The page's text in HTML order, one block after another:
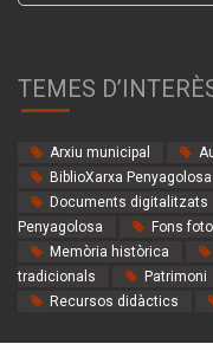
TEMES
Arxiu municipal
BiblioXarxa Penyagolosa
Documents digitalitzats
Penyagolosa
Fons
Memòria històrica
tradicionals
Patrimoni
Recursos didàctics